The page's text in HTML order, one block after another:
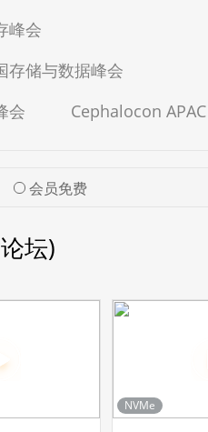
峰会
存储与数据峰会
会 Cephalocon
会员免费
坛)
NVMe